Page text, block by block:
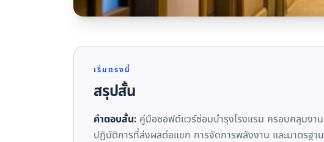
เริ่มตรงนี้
สรุปสั้น
คำตอบสั้น: คู่มือซอฟต์แวร์ซ่อมบำรุงโรงแรม ครอบคลุมงาน
ปฏิบัติการที่ส่งผลต่อแขก การจัดการพลังงาน และมาตรฐาน